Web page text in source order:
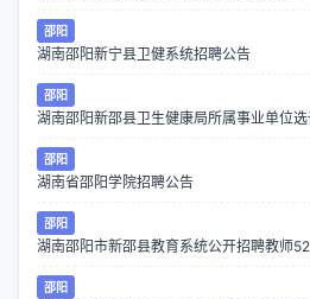
邵阳
湖南邵阳新宁县卫健系统招聘公告
邵阳
湖南邵阳新邵县卫生健康局所属事业单位
邵阳
湖南省邵阳学院招聘公告
邵阳
湖南邵阳市新邵县教育系统公开招聘教师
邵阳